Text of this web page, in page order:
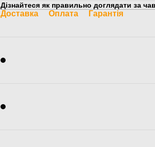
Дізнайтеся як правильно доглядати за
Доставка Оплата Гарантія